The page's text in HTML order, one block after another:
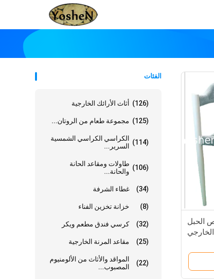
الفئات
أثاث الأرائك الخارجية (126)
مجموعة طعام من الروتان... (125)
الكراسي الكراسي الشمسية
السرير...
(114)
طاولات ومقاعد الحانة
والحانة...
(106)
غطاء الشرفة (34)
خزانة تخزين الفناء (8)
كرسي فندق مطعم ويكر (32)
مقاعد المرنة الخارجية (25)
المواقد والأثاث من الألومنيوم
المصبوب...
(22)
الحبل